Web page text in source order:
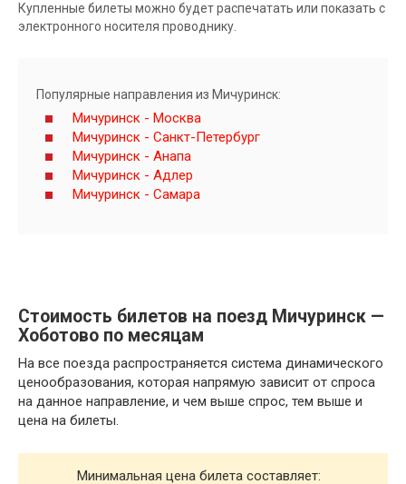
Купленные билеты можно будет распечатать или показать с
электронного носителя проводнику.
Популярные направления из Мичуринск:
Мичуринск - Москва
Мичуринск - Санкт-Петербург
Мичуринск - Анапа
Мичуринск - Адлер
Мичуринск - Самара
Стоимость билетов на поезд Мичуринск —
Хоботово по месяцам
На все поезда распространяется система динамического
ценообразования, которая напрямую зависит от спроса
на данное направление, и чем выше спрос, тем выше и
цена на билеты.
Минимальная цена билета составляет: